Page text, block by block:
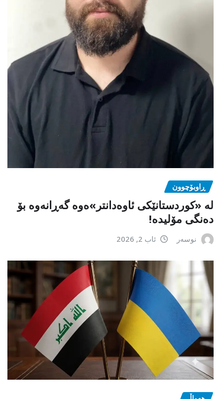
ڕاوبۆچوون
لە «کوردستانێکی ئاوەدانتر»ەوە گەڕانەوە بۆ
دەنگی مۆلیدە!
نوسەر ئاب 2, 2026